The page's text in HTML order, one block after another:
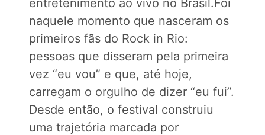
naquele momento que nasceram os
primeiros fãs do Rock in Rio:
pessoas que disseram pela primeira
vez “eu vou” e que, até hoje,
carregam o orgulho de dizer “eu fui”.
Desde então, o festival construiu
uma trajetória marcada por